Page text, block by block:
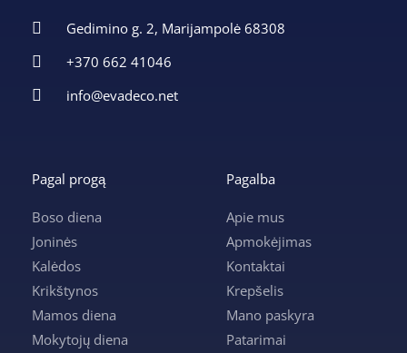
Gedimino g. 2, Marijampolė 68308
+370 662 41046
info@evadeco.net
Pagal progą
Boso diena
Joninės
Kalėdos
Krikštynos
Mamos diena
Mokytojų diena
Pagalba
Apie mus
Apmokėjimas
Kontaktai
Krepšelis
Mano paskyra
Patarimai